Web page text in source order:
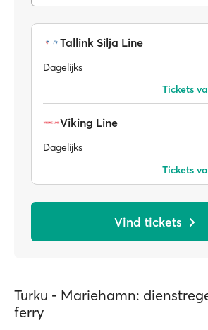
Tallink Silja Line
Dagelijks
Tickets
Viking Line
Dagelijks
Tickets
Vind tickets
Turku - Mariehamn:
ferry